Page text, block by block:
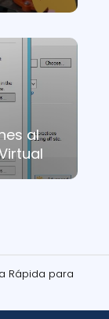
al
Rápida para